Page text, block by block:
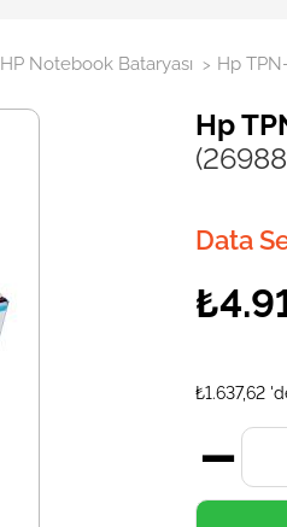
HP Notebook Bataryası > Hp
Hp
Data
₺1.637,62